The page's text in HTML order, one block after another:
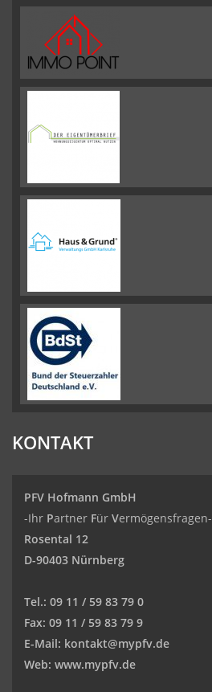
KONTAKT
PFV Hofmann GmbH
-Ihr Partner Für Vermögensfragen-
Rosental 12
D-90403 Nürnberg
Tel.: 09 11 / 59 83 79 0
Fax: 09 11 / 59 83 79 9
E-Mail: kontakt@mypfv.de
Web: www.mypfv.de